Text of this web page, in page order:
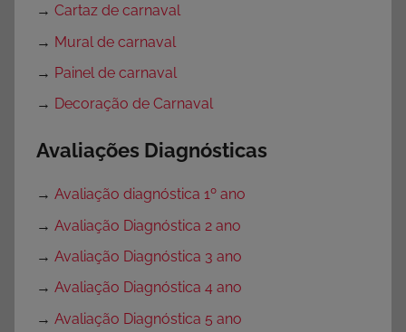
→ Cartaz de carnaval
→ Mural de carnaval
→ Painel de carnaval
→ Decoração de Carnaval
Avaliações Diagnósticas
→ Avaliação diagnóstica 1º ano
→ Avaliação Diagnóstica 2 ano
→ Avaliação Diagnóstica 3 ano
→ Avaliação Diagnóstica 4 ano
→ Avaliação Diagnóstica 5 ano